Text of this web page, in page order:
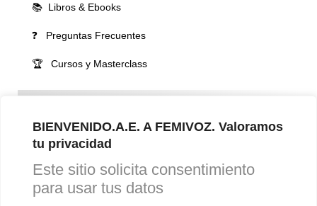
BIENVENIDO.A.E. A FEMIVOZ. Valoramos
tu privacidad
Este sitio solicita consentimiento
para usar tus datos
📚 Libros & Ebooks
❓ Preguntas Frecuentes
🏆 Cursos y Masterclass
VOCES LGBTQIA+ 🏳️‍🌈
▪️ Masculinización de la voz
▪️ Neutralización de la voz
▪️ Dualización de la voz